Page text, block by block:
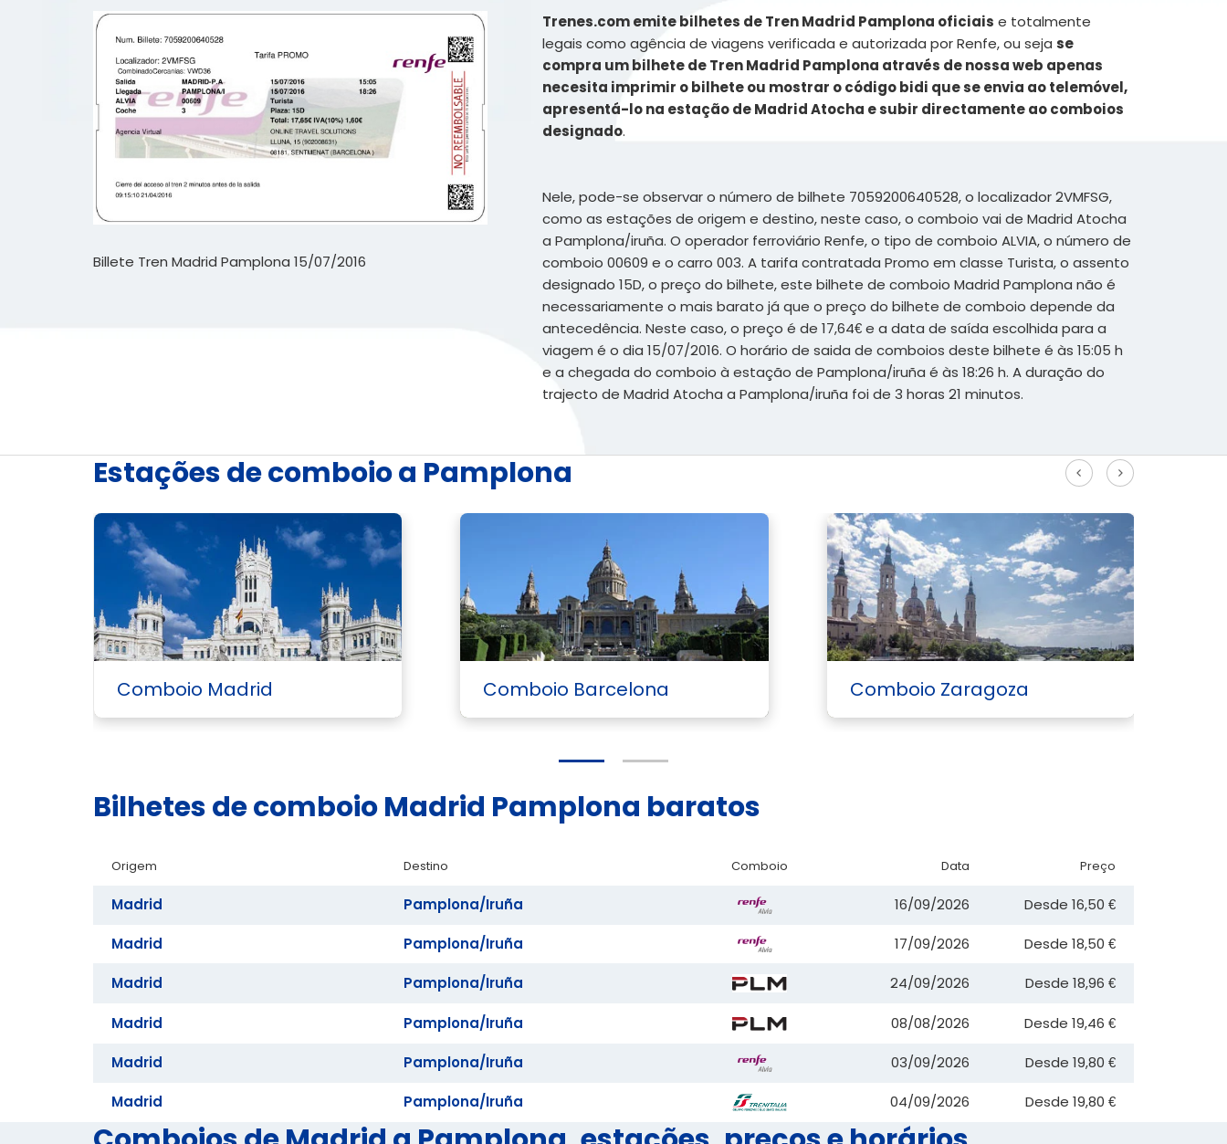
Billete Tren Madrid Pamplona 15/07/2016
Trenes.com emite bilhetes de Tren Madrid Pamplona oficiais e totalmente
legais como agência de viagens verificada e autorizada por Renfe, ou seja se
compra um bilhete de Tren Madrid Pamplona através de nossa web apenas
necesita imprimir o bilhete ou mostrar o código bidi que se envia ao telemóvel,
apresentá-lo na estação de Madrid Atocha e subir directamente ao comboios
designado.
Nele, pode-se observar o número de bilhete 7059200640528, o localizador 2VMFSG,
como as estações de origem e destino, neste caso, o comboio vai de Madrid Atocha
a Pamplona/iruña. O operador ferroviário Renfe, o tipo de comboio ALVIA, o número de
comboio 00609 e o carro 003. A tarifa contratada Promo em classe Turista, o assento
designado 15D, o preço do bilhete, este bilhete de comboio Madrid Pamplona não é
necessariamente o mais barato já que o preço do bilhete de comboio depende da
antecedência. Neste caso, o preço é de 17,64€ e a data de saída escolhida para a
viagem é o dia 15/07/2016. O horário de saida de comboios deste bilhete é às 15:05 h
e a chegada do comboio à estação de Pamplona/iruña é às 18:26 h. A duração do
trajecto de Madrid Atocha a Pamplona/iruña foi de 3 horas 21 minutos.
Estações de comboio a Pamplona
Comboio Madrid Comboio Barcelona Comboio Zaragoza
Bilhetes de comboio Madrid Pamplona baratos
Origem Destino Comboio Data Preço
Madrid Pamplona/Iruña 16/09/2026 Desde 16,50 €
Madrid Pamplona/Iruña 17/09/2026 Desde 18,50 €
Madrid Pamplona/Iruña 24/09/2026 Desde 18,96 €
Madrid Pamplona/Iruña 08/08/2026 Desde 19,46 €
Madrid Pamplona/Iruña 03/09/2026 Desde 19,80 €
Madrid Pamplona/Iruña 04/09/2026 Desde 19,80 €